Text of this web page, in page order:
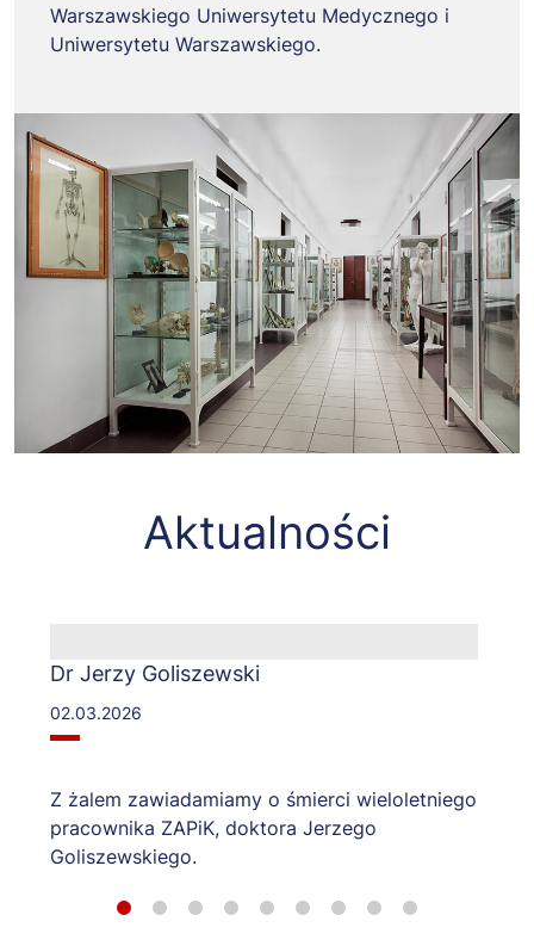
Warszawskiego Uniwersytetu Medycznego i
Uniwersytetu Warszawskiego.
Aktualności
Dr Jerzy Goliszewski
02.03.2026
Z żalem zawiadamiamy o śmierci wieloletniego
pracownika ZAPiK, doktora Jerzego
Goliszewskiego.